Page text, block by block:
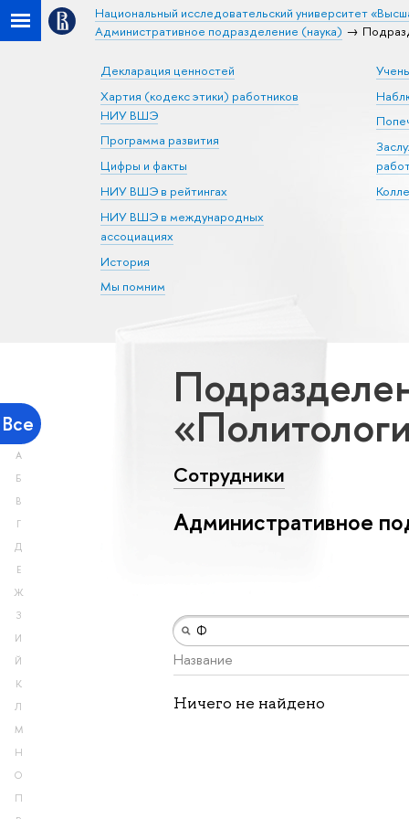
Национальный исследовательский университет
Административное подразделение (наука)
Декларация ценностей
Хартия (кодекс этики) работников
НИУ ВШЭ
Программа развития
Цифры и факты
НИУ ВШЭ в рейтингах
НИУ ВШЭ в международных
ассоциациях
История
Мы помним
Все
А
Б
В
Г
Д
Е
Ж
З
И
Й
К
Л
М
Н
О
П
Сотрудники
Административное
Название
Ничего не найдено